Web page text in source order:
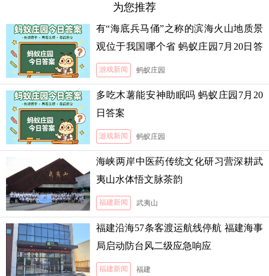
为您推荐
有“海底兵马俑”之称的滨海火山地质景
观位于我国哪个省 蚂蚁庄园7月20日答
案
游戏新闻 蚂蚁庄园
多吃木薯能安神助眠吗 蚂蚁庄园7月20
日答案
游戏新闻 蚂蚁庄园
海峡两岸中医药传统文化研习营深耕武
夷山水体悟文脉茶韵
福建新闻 武夷山
福建沿海57条客渡运航线停航 福建海事
局启动防台风二级应急响应
福建新闻 福建